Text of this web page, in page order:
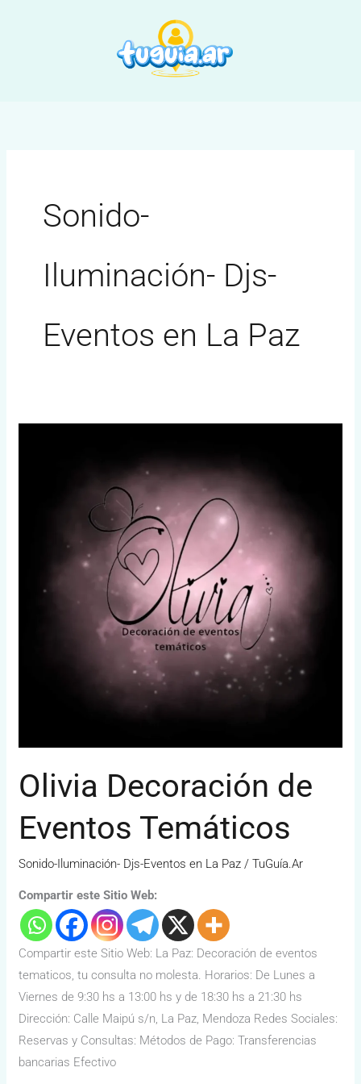
Sonido-
Iluminación- Djs-
Eventos en La Paz
Olivia Decoración de
Eventos Temáticos
Sonido-Iluminación- Djs-Eventos en La Paz /TuGuía.Ar
Compartir este Sitio Web:
Compartir este Sitio Web: La Paz: Decoración de eventos
tematicos, tu consulta no molesta. Horarios: De Lunes a
Viernes de 9:30 hs a 13:00 hs y de 18:30 hs a 21:30 hs
Dirección: Calle Maipú s/n, La Paz, Mendoza Redes Sociales:
Reservas y Consultas: Métodos de Pago: Transferencias
bancarias Efectivo